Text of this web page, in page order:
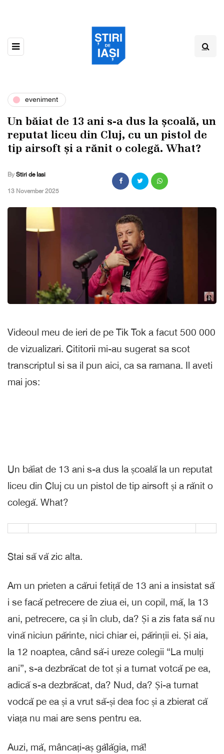
eveniment
Un băiat de 13 ani s-a dus la școală, un
reputat liceu din Cluj, cu un pistol de
tip airsoft și a rănit o colegă. What?
By Stiri de Iasi
,13 November 2025
Videoul meu de ieri de pe Tik Tok a facut 500 000
de vizualizari. Cititorii mi-au sugerat sa scot
transcriptul si sa il pun aici, ca sa ramana. Il aveti
mai jos:
Un băiat de 13 ani s-a dus la școală la un reputat
liceu din Cluj cu un pistol de tip airsoft și a rănit o
colegă. What?
Stai să vă zic alta.
Am un prieten a cărui fetiță de 13 ani a insistat să
i se facă petrecere de ziua ei, un copil, mă, la 13
ani, petrecere, ca și în club, da? Și a zis fata să nu
vină niciun părinte, nici chiar ei, părinții ei. Și aia,
la 12 noaptea, când să-i ureze colegii “La mulți
ani”, s-a dezbrăcat de tot și a turnat votcă pe ea,
adică s-a dezbrăcat, da? Nud, da? Și-a turnat
vodcă pe ea și a vrut să-și dea foc și a zbierat că
viața nu mai are sens pentru ea.
Auzi, mă, mâncați-aș gălăgia, mă!